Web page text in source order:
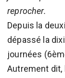
reprocher.
Depuis la
dépassé la
journées
Autrement